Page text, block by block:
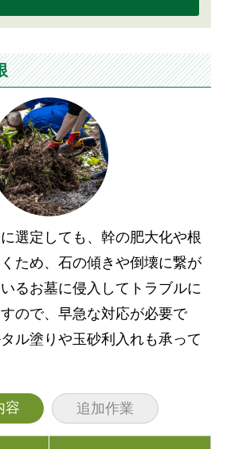
選定しても、幹の肥大化や根
ため、石の傾きや倒壊に繋が
るお墓に侵入してトラブルに
ので、早急な対応が必要で
ル塗りや玉砂利入れも承って
容 追加作業